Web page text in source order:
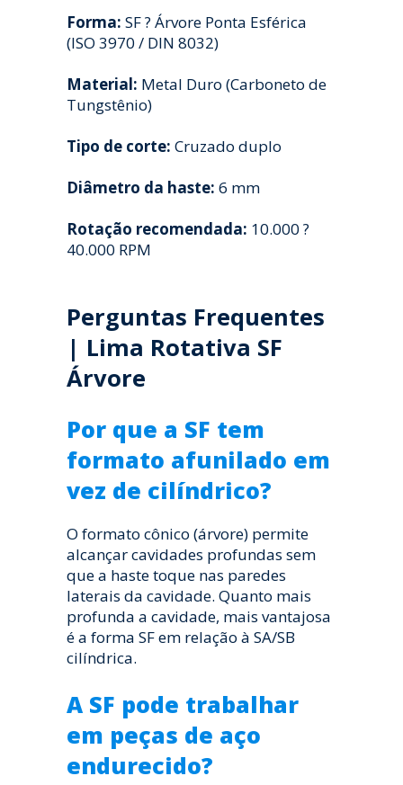
Forma: SF ? Árvore Ponta Esférica
(ISO 3970 / DIN 8032)
Material: Metal Duro (Carboneto de
Tungstênio)
Tipo de corte: Cruzado duplo
Diâmetro da haste: 6 mm
Rotação recomendada: 10.000 ?
40.000 RPM
Perguntas Frequentes
| Lima Rotativa SF
Árvore
Por que a SF tem
formato afunilado em
vez de cilíndrico?
O formato cônico (árvore) permite
alcançar cavidades profundas sem
que a haste toque nas paredes
laterais da cavidade. Quanto mais
profunda a cavidade, mais vantajosa
é a forma SF em relação à SA/SB
cilíndrica.
A SF pode trabalhar
em peças de aço
endurecido?